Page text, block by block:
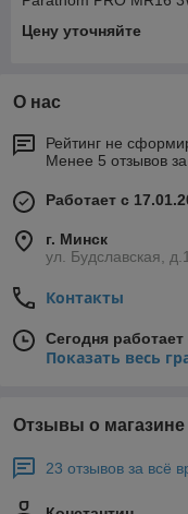
(замена20Вт),
белый свет, GU5,3
Цену уточняйте
О нас
Рейтинг не
Менее 5 отзывов
Работает с
г. Минск
ул. Будславская,
Контакты
Сегодня
Показать весь
Отзывы о магазине
23 отзывов за всё